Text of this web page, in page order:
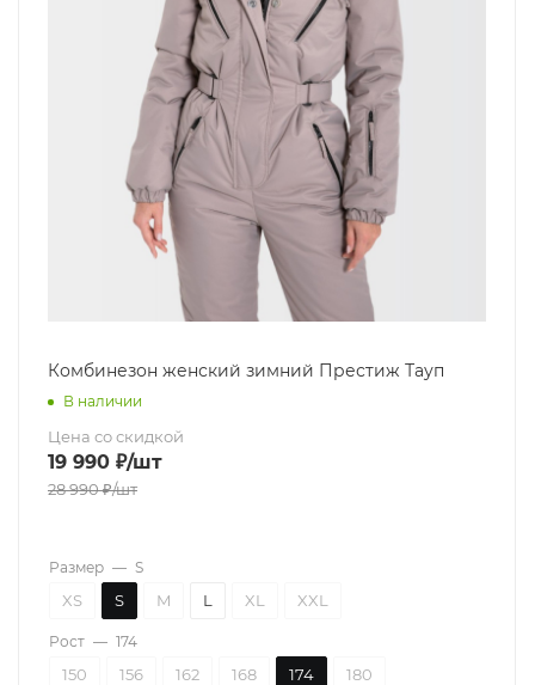
Комбинезон женский зимний Престиж Тауп
В наличии
Цена со скидкой
19 990 ₽/шт
28 990₽/шт
Размер — S
XS S M L XL XXL
Рост — 174
150 156 162 168 174 180